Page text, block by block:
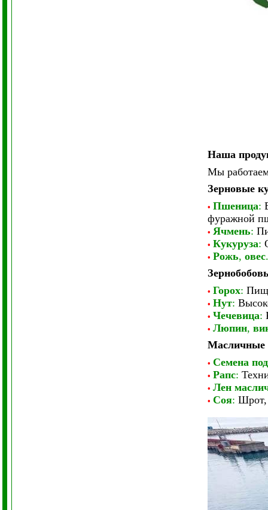
Наша
Мы
Зерновые
• Пшеница:
фуражной
• Ячмень:
• Кукуруза:
• Рожь, овес.
• Горох:
• Нут:
• Чечевица:
• Люпин,
Масличные
• Семена
• Рапс:
• Лен
• Соя: Шрот,